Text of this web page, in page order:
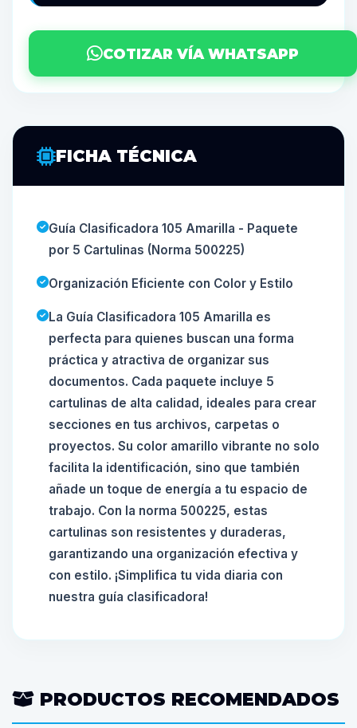
COTIZAR VÍA WHATSAPP
FICHA TÉCNICA
Guía Clasificadora 105 Amarilla - Paquete
por 5 Cartulinas (Norma 500225)
Organización Eficiente con Color y Estilo
La Guía Clasificadora 105 Amarilla es
perfecta para quienes buscan una forma
práctica y atractiva de organizar sus
documentos. Cada paquete incluye 5
cartulinas de alta calidad, ideales para crear
secciones en tus archivos, carpetas o
proyectos. Su color amarillo vibrante no solo
facilita la identificación, sino que también
añade un toque de energía a tu espacio de
trabajo. Con la norma 500225, estas
cartulinas son resistentes y duraderas,
garantizando una organización efectiva y
con estilo. ¡Simplifica tu vida diaria con
nuestra guía clasificadora!
PRODUCTOS RECOMENDADOS